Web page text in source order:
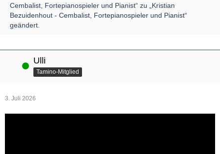
Cembalist, Fortepianospieler und Pianist“ zu „Kristian
Bezuidenhout - Cembalist, Fortepianospieler und Pianist“
geändert.
Online Ulli
Tamino-Mitglied
3. Juli 2026